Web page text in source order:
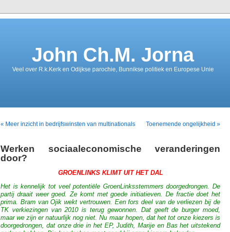
John Ch.M. Jorna
Veel over R.k.Kerk en Odijkse parochie, Bunnikse politiek en Europese Unie
« Meer inzicht in bedrijfswinsten van multinationals Toenemende ongelijkheid »
Werken sociaaleconomische veranderingen
door?
GROENLINKS KLIMT UIT HET DAL
Het is kennelijk tot veel potentiële GroenLinksstemmers doorgedrongen. De
partij draait weer goed. Ze komt met goede initiatieven. De fractie doet het
prima. Bram van Ojik wekt vertrouwen. Een fors deel van de verliezen bij de
TK verkiezingen van 2010 is terug gewonnen. Dat geeft de burger moed,
maar we zijn er natuurlijk nog niet. Nu maar hopen, dat het tot onze kiezers is
doorgedrongen, dat onze drie in het EP, Judith, Marije en Bas het uitstekend